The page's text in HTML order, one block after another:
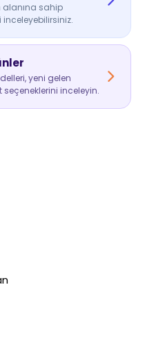
alanına sahip
yeni gelen
inceleyin.